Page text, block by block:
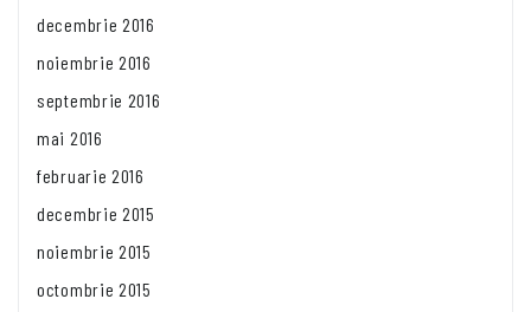
decembrie 2016
noiembrie 2016
septembrie 2016
mai 2016
februarie 2016
decembrie 2015
noiembrie 2015
octombrie 2015